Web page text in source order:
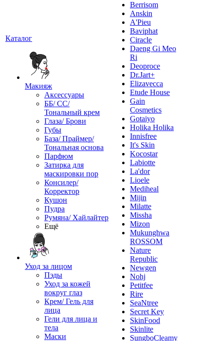
Каталог
Макияж
Аксессуары
ББ/ СС/
Тональный крем
Глаза/ Брови
Губы
База/ Праймер/
Тональная основа
Парфюм
Затирка для
маскировки пор
Консилер/
Корректор
Кушон
Пудра
Румяна/ Хайлайтер
Ещё
Уход за лицом
Пэды
Уход за кожей
вокруг глаз
Крем/ Гель для
лица
Гели для лица и
тела
Маски
Berrisom
Anskin
A'Pieu
Baviphat
Ciracle
Daeng Gi Meo
Ri
Deoproce
Dr.Jart+
Elizavecca
Etude House
Gain
Cosmetics
Gotaiyo
Holika Holika
Innisfree
It's Skin
Kocostar
Labiotte
La'dor
Lioele
Mediheal
Mijin
Milatte
Missha
Mizon
Mukunghwa
ROSSOM
Nature
Republic
Newgen
Nohj
Petitfee
Rire
SeaNtree
Secret Key
SkinFood
Skinlite
SungboCleamy